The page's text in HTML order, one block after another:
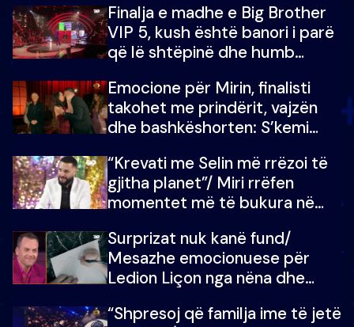
Finalja e madhe e Big Brother
VIP 5, kush është banori i parë
që lë shtëpinë dhe humb
çmimin e madh
Emocione për Mirin, finalisti
takohet me prindërit, vajzën
dhe bashkëshorten: S’kemi
“Krevati me Selin më rrëzoi të
gjitha planet”/ Miri rrëfen
momentet më të bukura në
mungojë zilja e mëngjesit kur…
Surprizat nuk kanë fund/
Mesazhe emocionuese për
Ledion Liçon nga nëna dhe
mban dot lotët: Nuk meritoj…
“Shpresoj që familja ime të jetë